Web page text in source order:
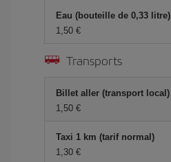
Eau (bouteille de 0,33 litre)
1,50 €
Transports
Billet aller (transport local)
1,50 €
Taxi 1 km (tarif normal)
1,30 €